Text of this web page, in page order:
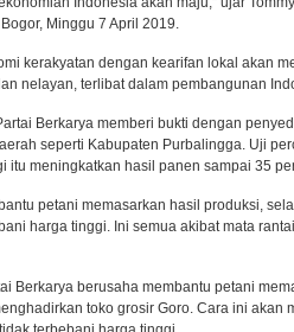
Minggu 7 April 2019.
kerakyatan dengan kearifan lokal akan
nelayan, terlibat dalam pembangunan
Berkarya memberi bukti dengan
seperti Kabupaten Purbalingga. Uji
itu meningkatkan hasil panen sampai 35
petani memasarkan hasil produksi,
harga tinggi. Ini semua akibat mata
Berkarya berusaha membantu petani
toko grosir Goro. Cara ini akan